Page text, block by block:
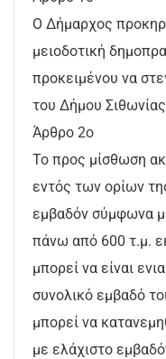
Ο Δήμαρχος
μειοδοτική
προκειμένου να
του Δήμου
Άρθρο 2ο
Το προς μίσθωση
εντός των ορίων
εμβαδόν σύμφωνα
πάνω από 600 τ.μ.
μπορεί να είναι
συνολικό εμβαδό
μπορεί να
με ελάχιστο